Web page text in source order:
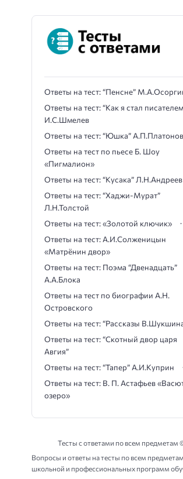
Ответы на тест: “Пенсне”
Ответы на тест: “Как я стал
И.С.Шмелев
Ответы на тест: “Юшка” А.П.Платонов
Ответы на тест по пьесе Б. Шоу
«Пигмалион»
Ответы на тест: “Кусака” Л.Н.Андреев
Ответы на тест: “Хаджи-Мурат”
Л.Н.Толстой
Ответы на тест: «Золотой ключик»
Ответы на тест: А.И.Солженицын
«Матрёнин двор»
Ответы на тест: Поэма “Двенадцать”
А.А.Блока
Ответы на тест по биографии А.Н.
Островского
Ответы на тест: “Рассказы
Ответы на тест: “Скотный двор царя
Авгия”
Ответы на тест: “Тапер” А.И.Куприн
Ответы на тест: В. П. Астафьев
озеро»
Тесты с ответами по всем предметам
Вопросы и ответы на тесты по всем
школьной и профессиональных программ